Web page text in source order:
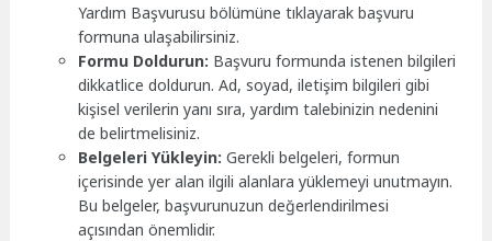
Yardım Başvurusu bölümüne tıklayarak başvuru
formuna ulaşabilirsiniz.
Formu Doldurun: Başvuru formunda istenen bilgileri
dikkatlice doldurun. Ad, soyad, iletişim bilgileri gibi
kişisel verilerin yanı sıra, yardım talebinizin nedenini
de belirtmelisiniz.
Belgeleri Yükleyin: Gerekli belgeleri, formun
içerisinde yer alan ilgili alanlara yüklemeyi unutmayın.
Bu belgeler, başvurunuzun değerlendirilmesi
açısından önemlidir.